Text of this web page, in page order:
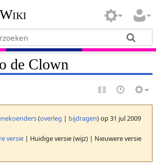
de Clown
(overleg | bijdragen)op 31 jul 2009
versie| Huidige versie (wijz) | Nieuwere versie